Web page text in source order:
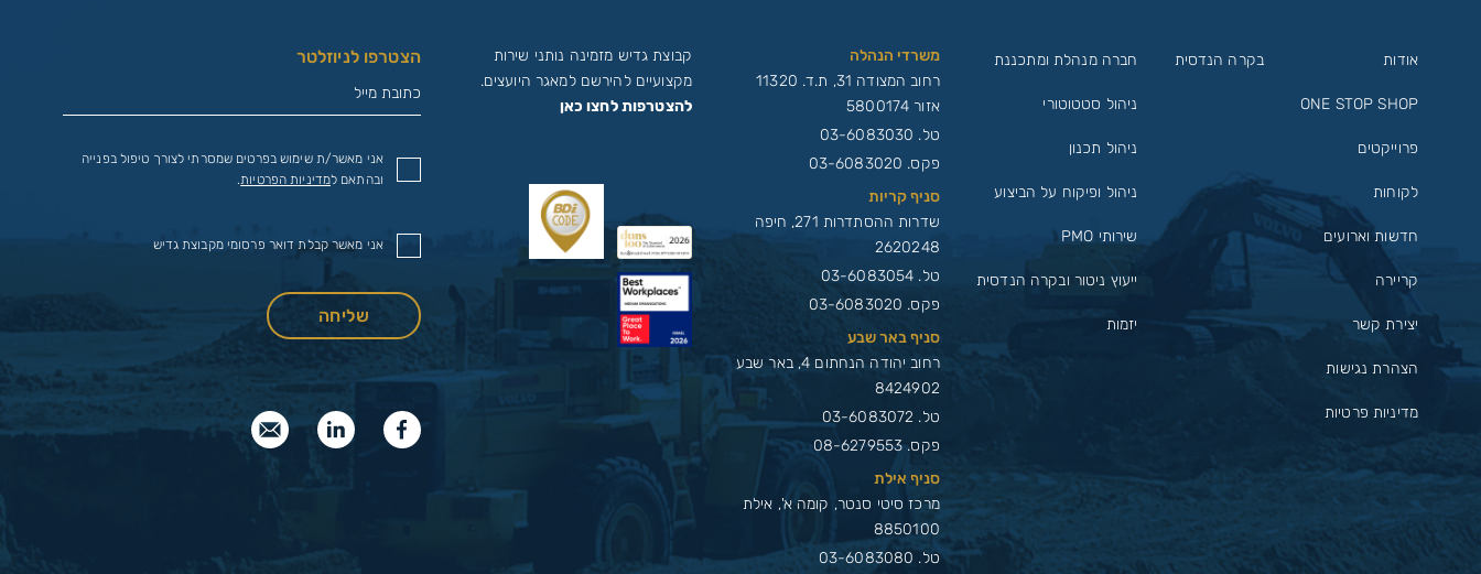
אודות
ONE STOP SHOP
פרוייקטים
לקוחות
חדשות וארועים
קריירה
יצירת קשר
הצהרת נגישות
מדיניות פרטיות
בקרה הנדסית חברה מנהלת ומתכננת
ניהול סטטוטורי
ניהול תכנון
ניהול ופיקוח על הביצוע
שירותי PMO
ייעוץ ניטור ובקרה הנדסית
יזמות
משרדי הנהלה
רחוב המצודה 31, ת.ד. 11320
אזור 5800174
טל. 03-6083030
פקס. 03-6083020
סניף קריות
שדרות ההסתדרות 271, חיפה
2620248
טל. 03-6083054
פקס. 03-6083020
סניף באר שבע
רחוב יהודה הנחתום 4, באר שבע
8424902
טל. 03-6083072
פקס. 08-6279553
סניף אילת
מרכז סיטי סנטר, קומה א', אילת
8850100
טל. 03-6083080
קבוצת גדיש מזמינה נותני שירות
מקצועיים להירשם למאגר היועצים.
להצטרפות לחצו כאן
הצטרפו לניוזלטר
אני מאשר/ת שימוש בפרטים שמסרתי לצורך טיפול בפנייה
ובהתאם למדיניות הפרטיות.
אני מאשר קבלת דואר פרסומי מקבוצת גדיש